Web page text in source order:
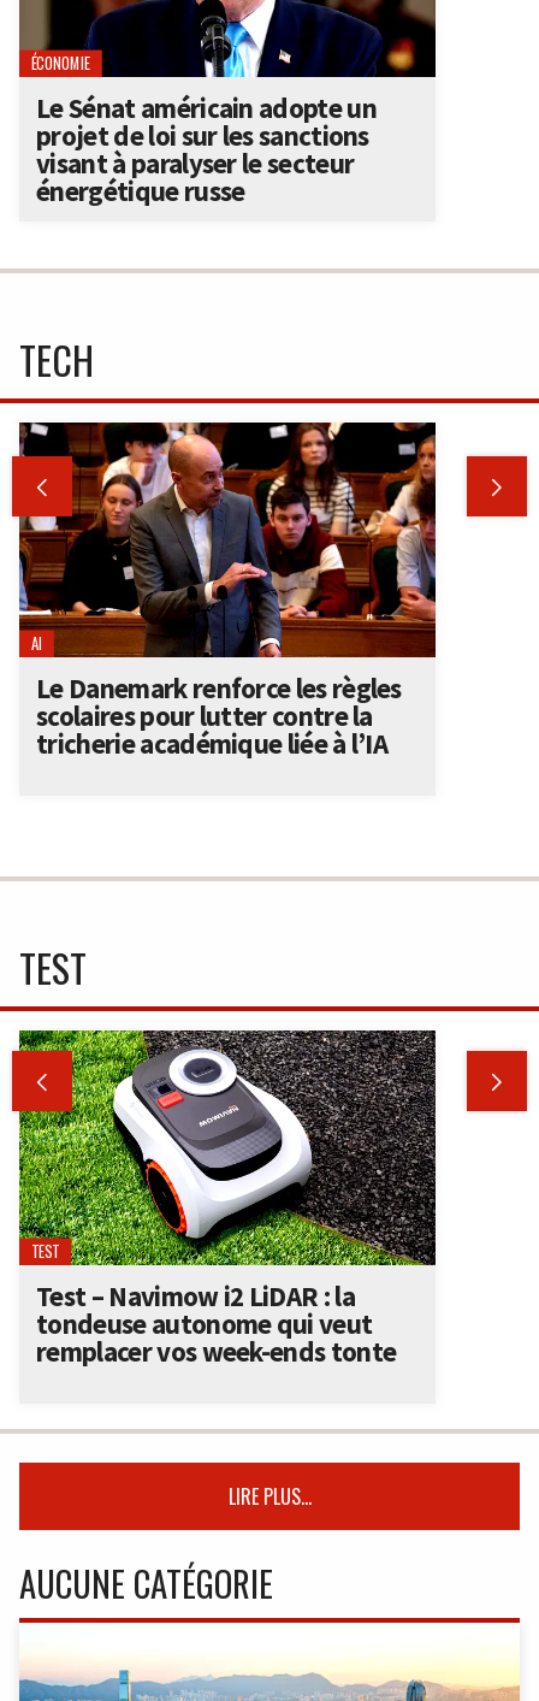
ÉCONOMIE
Le Sénat américain adopte un
projet de loi sur les sanctions
visant à paralyser le secteur
énergétique russe
TECH
 
AI
Le Danemark renforce les règles
scolaires pour lutter contre la
tricherie académique liée à l’IA
TEST
 
TEST
Test – Navimow i2 LiDAR : la
tondeuse autonome qui veut
remplacer vos week-ends tonte
LIRE PLUS...
AUCUNE CATÉGORIE